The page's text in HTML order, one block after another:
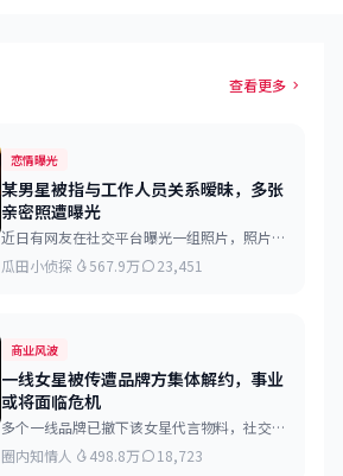
查看更多
恋情曝光
某男星被指与工作人员关系暧昧，多张
亲密照遭曝光
近日有网友在社交平台曝光一组照片，照片中
该男星与女工作人员举止亲密，引发舆论热
议...
瓜田小侦探 567.9万 23,451
商业风波
一线女星被传遭品牌方集体解约，事业
或将面临危机
多个一线品牌已撤下该女星代言物料，社交媒
体上相关宣传内容也被删除...
圈内知情人 498.8万 18,723